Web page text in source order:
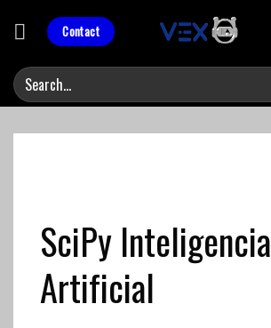
Contact
SciPy Inteligencia
Artificial